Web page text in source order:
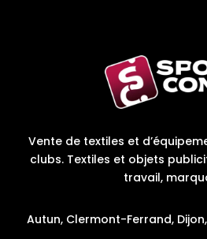
Vente de textiles et
clubs. Textiles et objets
travail,
Autun, Clermont-Ferrand,